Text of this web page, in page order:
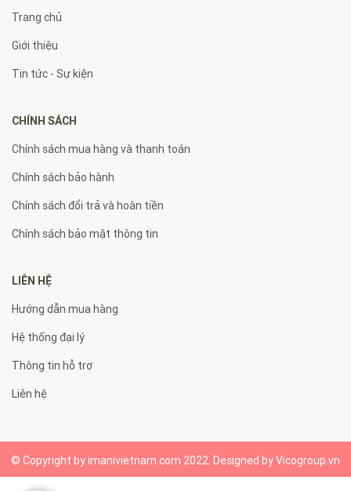
Trang chủ
Giới thiệu
Tin tức - Sự kiện
CHÍNH SÁCH
Chính sách mua hàng và thanh toán
Chính sách bảo hành
Chính sách đổi trả và hoàn tiền
Chính sách bảo mật thông tin
LIÊN HỆ
Hướng dẫn mua hàng
Hệ thống đại lý
Thông tin hỗ trợ
Liên hệ
© Copyright by imanivietnam.com 2022. Designed by Vicogroup.vn